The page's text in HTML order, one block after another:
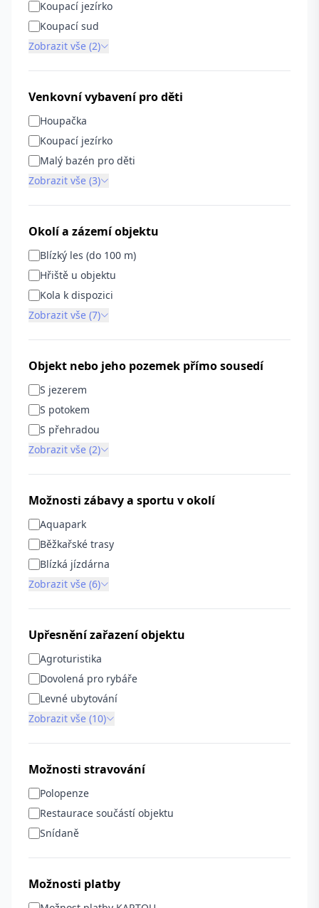
Koupací jezírko
Koupací sud
Zobrazit vše (2)
Venkovní vybavení pro děti
Houpačka
Koupací jezírko
Malý bazén pro děti
Zobrazit vše (3)
Okolí a zázemí objektu
Blízký les (do 100 m)
Hřiště u objektu
Kola k dispozici
Zobrazit vše (7)
Objekt nebo jeho pozemek přímo sousedí
S jezerem
S potokem
S přehradou
Zobrazit vše (2)
Možnosti zábavy a sportu v okolí
Aquapark
Běžkařské trasy
Blízká jízdárna
Zobrazit vše (6)
Upřesnění zařazení objektu
Agroturistika
Dovolená pro rybáře
Levné ubytování
Zobrazit vše (10)
Možnosti stravování
Polopenze
Restaurace součástí objektu
Snídaně
Možnosti platby